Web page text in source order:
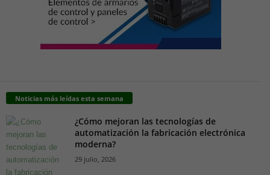
Noticias más leídas esta semana
¿Cómo mejoran las tecnologías de
automatización la fabricación electrónica
moderna?
29 julio, 2026